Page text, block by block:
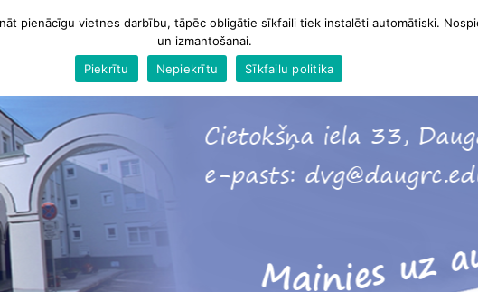
pienācīgu vietnes darbību, tāpēc obligātie sīkfaili tiek instalēti automātiski.
un izmantošanai.
Piekrītu
Nepiekrītu Sīkfailu politika